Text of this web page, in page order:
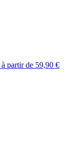
à partir de 59,90 €